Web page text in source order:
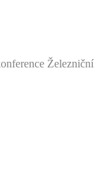
Železniční